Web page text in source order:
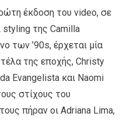
έκδοση του video, σε
styling της Camilla
των ’90s, έρχεται μία
της εποχής, Christy
Evangelista και Naomi
στίχους του
πήραν οι Adriana Lima,